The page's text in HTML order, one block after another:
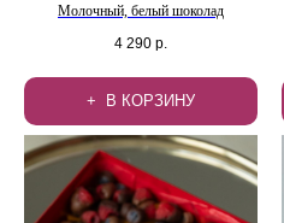
Молочный, белый шоколад
4 290 р.
В КОРЗИНУ